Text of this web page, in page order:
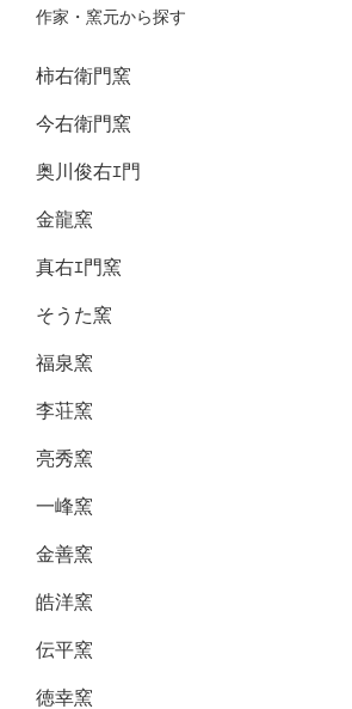
作家・窯元から探す
柿右衛門窯
今右衛門窯
奥川俊右ｴ門
金龍窯
真右ｴ門窯
そうた窯
福泉窯
李荘窯
亮秀窯
一峰窯
金善窯
皓洋窯
伝平窯
徳幸窯